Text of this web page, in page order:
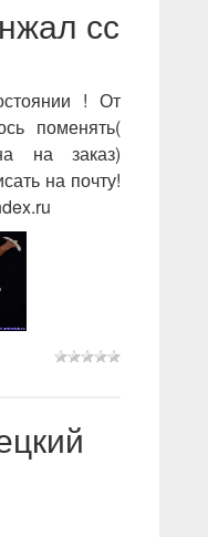
сс
! От
поменять(
на заказ)
на почту!